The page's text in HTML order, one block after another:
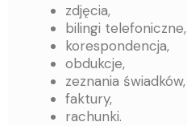
zdjęcia,
bilingi telefoniczne,
korespondencja,
obdukcje,
zeznania świadków,
faktury,
rachunki.